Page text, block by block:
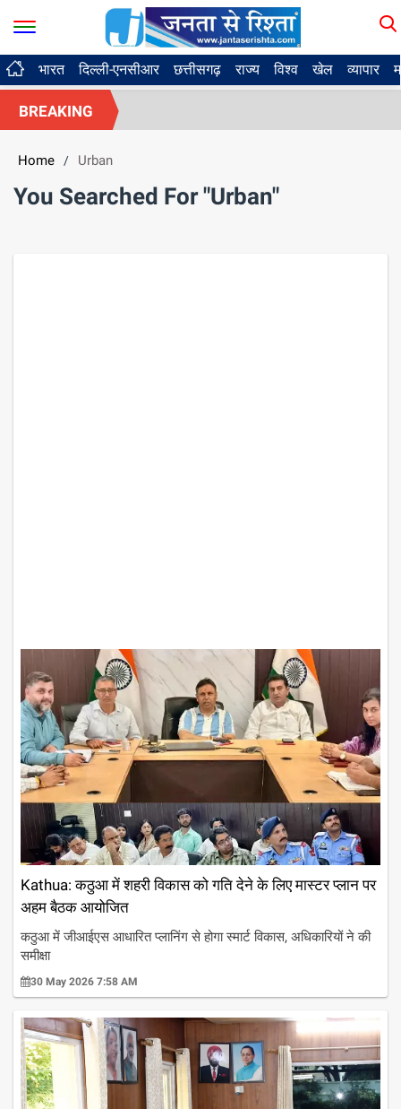
भारत दिल्ली-एनसीआर छत्तीसगढ़ राज्य विश्व खेल व्यापार
BREAKING
Home / Urban
You Searched For "Urban"
Kathua: कठुआ में शहरी विकास को गति देने के लिए मास्टर प्लान पर
अहम बैठक आयोजित
कठुआ में जीआईएस आधारित प्लानिंग से होगा स्मार्ट विकास, अधिकारियों ने की
समीक्षा
30 May 2026 7:58 AM